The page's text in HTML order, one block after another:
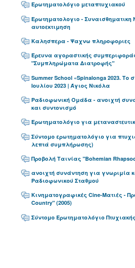
Ερωτηματολόγιο μεταπτυχιακού
Ερωτηματολογιο - Συναισθηματικη
αυτοεκτιμηση
Καλησπερα - Ψαχνω πληροφοριες
Έρευνα αγοραστικής
"Συμπληρώματα Διατροφής"
Summer School «Spinalonga 2023. Το
Ιουλίου 2023 | Άγιος Νικόλα
Ραδιοφωνική Ομάδα - ανοιχτή
και συντονισμό
Ερωτηματολόγιο για
Σύντομο ερωτηματολόγιο για
λεπτά συμπλήρωσης)
Προβολή Ταινίας "Bohemian
ανοιχτή συνάντηση για γνωριμία
Ραδιοφωνικού Σταθμού
Κινηματογραφικές Cine-Ματιές -
Country" (2005)
Σύντομο Ερωτηματολόγιο